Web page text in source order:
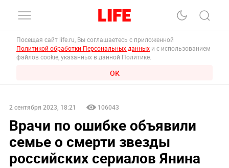
Посещая сайт life.ru, Вы соглашаетесь с приложенной
Политикой обработки Персональных данных и с использованием
файлов cookie, указанных в данной Политике.
ОК
2 сентября 2023, 18:21 106043
Врачи по ошибке объявили
семье о смерти звезды
российских сериалов Янина